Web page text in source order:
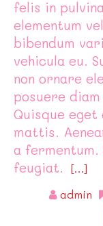
felis in
elementum
bibendum
vehicula eu.
non ornare
posuere
Quisque
mattis.
a
feugiat.
[…]
admin